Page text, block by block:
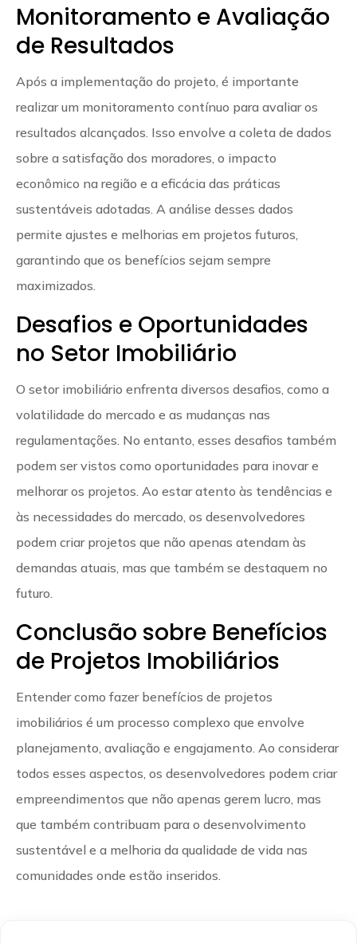
Monitoramento e Avaliação
de Resultados
Após a implementação do projeto, é importante
realizar um monitoramento contínuo para avaliar os
resultados alcançados. Isso envolve a coleta de dados
sobre a satisfação dos moradores, o impacto
econômico na região e a eficácia das práticas
sustentáveis adotadas. A análise desses dados
permite ajustes e melhorias em projetos futuros,
garantindo que os benefícios sejam sempre
maximizados.
Desafios e Oportunidades
no Setor Imobiliário
O setor imobiliário enfrenta diversos desafios, como a
volatilidade do mercado e as mudanças nas
regulamentações. No entanto, esses desafios também
podem ser vistos como oportunidades para inovar e
melhorar os projetos. Ao estar atento às tendências e
às necessidades do mercado, os desenvolvedores
podem criar projetos que não apenas atendam às
demandas atuais, mas que também se destaquem no
futuro.
Conclusão sobre Benefícios
de Projetos Imobiliários
Entender como fazer benefícios de projetos
imobiliários é um processo complexo que envolve
planejamento, avaliação e engajamento. Ao considerar
todos esses aspectos, os desenvolvedores podem criar
empreendimentos que não apenas gerem lucro, mas
que também contribuam para o desenvolvimento
sustentável e a melhoria da qualidade de vida nas
comunidades onde estão inseridos.